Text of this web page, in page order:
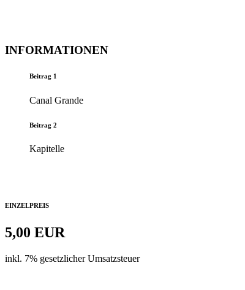
INFORMATIONEN
Beitrag 1
Canal Grande
Beitrag 2
Kapitelle
EINZELPREIS
5,00 EUR
inkl. 7% gesetzlicher Umsatzsteuer